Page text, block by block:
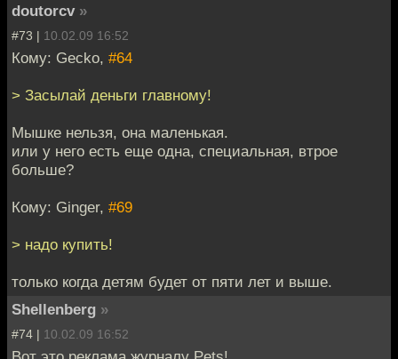
doutorcv »
#73 | 10.02.09 16:52
Кому: Gecko, #64
> Засылай деньги главному!
Мышке нельзя, она маленькая.
или у него есть еще одна, специальная, втрое
больше?
Кому: Ginger, #69
> надо купить!
только когда детям будет от пяти лет и выше.
Shellenberg »
#74 | 10.02.09 16:52